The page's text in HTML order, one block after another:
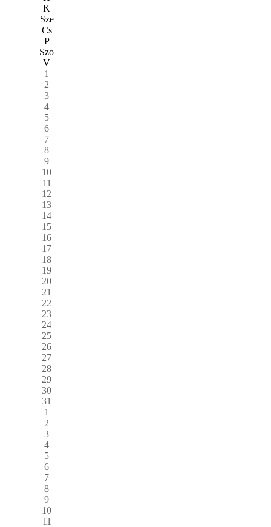
K
Sze
Cs
P
Szo
V
1
2
3
4
5
6
7
8
9
10
11
12
13
14
15
16
17
18
19
20
21
22
23
24
25
26
27
28
29
30
31
1
2
3
4
5
6
7
8
9
10
11